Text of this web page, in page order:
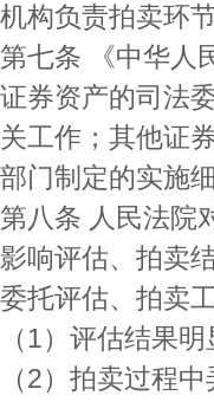
机构负责拍卖环
第七条 《中华人
证券资产的司法
关工作；其他证
部门制定的实施
第八条 人民法院
影响评估、拍卖
委托评估、拍卖
（1）评估结果明
（2）拍卖过程